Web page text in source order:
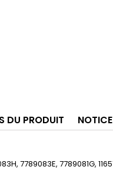
DU PRODUIT
7789083E, 7789081G,